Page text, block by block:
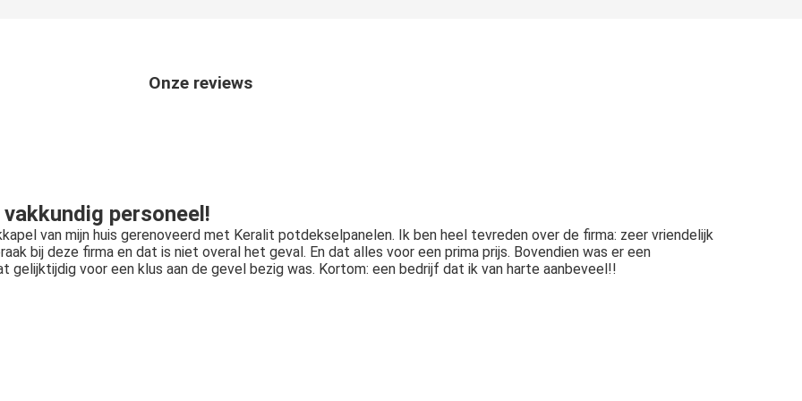
Onze reviews
personeel!
van mijn huis gerenoveerd met Keralit potdekselpanelen. Ik ben heel tevreden over de firma: zeer vriendelijk
bij deze firma en dat is niet overal het geval. En dat alles voor een prima prijs. Bovendien was er een
voor een klus aan de gevel bezig was. Kortom: een bedrijf dat ik van harte aanbeveel!!